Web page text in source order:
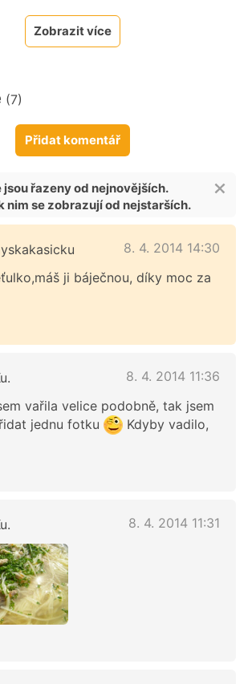
Zobrazit více
(7)
Přidat komentář
jsou řazeny od nejnovějších.
nim se zobrazují od nejstarších.
8. 4. 2014 14:30
ji báječnou, díky moc za
8. 4. 2014 11:36
vařila velice podobně, tak jsem
jednu fotku
Kdyby vadilo,
8. 4. 2014 11:31